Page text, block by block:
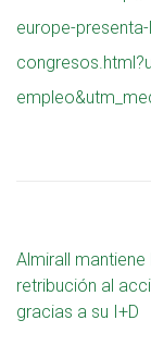
europe-
Almirall mantiene
retribución al
gracias a su I+D